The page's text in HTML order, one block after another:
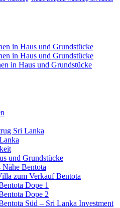
in Haus und Grundstücke
in Haus und Grundstücke
in Haus und Grundstücke
Sri Lanka
und Grundstücke
Nähe Bentota
zum Verkauf Bentota
Dope 1
Dope 2
Süd – Sri Lanka Investment